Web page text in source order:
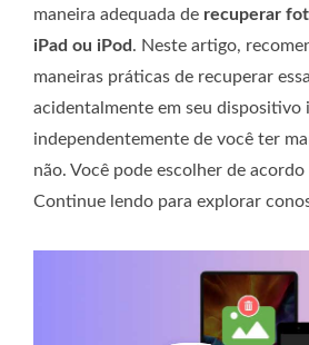
maneira adequada de recuperar
iPad ou iPod . Neste artigo,
maneiras práticas de recuperar
acidentalmente em seu dispositivo
independentemente de você ter
não. Você pode escolher de
Continue lendo para explorar